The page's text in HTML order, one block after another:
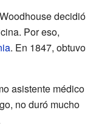
decidió
Por eso,
. En 1847, obtuvo
asistente médico
no duró mucho